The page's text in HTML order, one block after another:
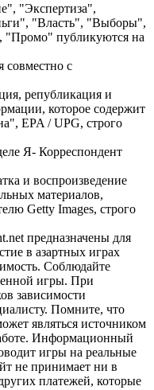
"Экспертиза",
"Власть", "Выборы",
"Промо" публикуются на
совместно с
републикация и
которое содержит
EPA / UPG, строго
Я- Корреспондент
и воспроизведение
материалов,
Getty Images, строго
предназначены для
в азартных играх
Соблюдайте
игры. При
зависимости
Помните, что
являться источником
Информационный
игры на реальные
не принимает ни в
платежей, которые